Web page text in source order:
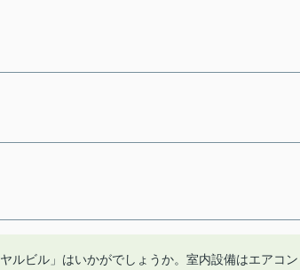
ルビル」はいかがでしょうか。室内設備はエアコ